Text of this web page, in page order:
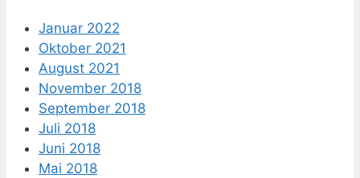
Januar 2022
Oktober 2021
August 2021
November 2018
September 2018
Juli 2018
Juni 2018
Mai 2018